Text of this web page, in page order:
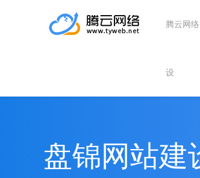
腾云网
设
盘锦网站建